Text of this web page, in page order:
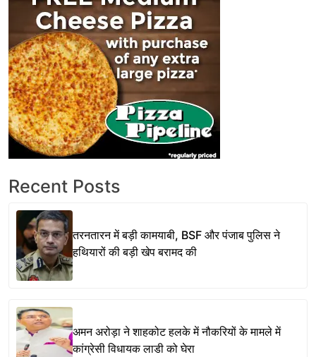
Recent Posts
तरनतारन में बड़ी कामयाबी, BSF और पंजाब पुलिस ने
हथियारों की बड़ी खेप बरामद की
अमन अरोड़ा ने शाहकोट हलके में नौकरियों के मामले में
कांग्रेसी विधायक लाडी को घेरा